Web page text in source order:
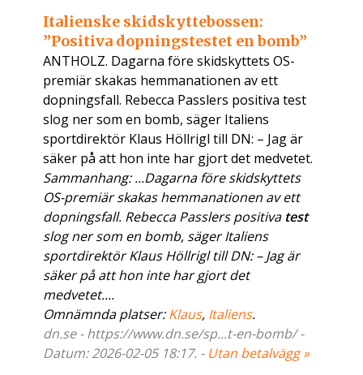
Italienske skidskyttebossen:
”Positiva dopningstestet en bomb”
ANTHOLZ. Dagarna före skidskyttets OS-
premiär skakas hemmanationen av ett
dopningsfall. Rebecca Passlers positiva test
slog ner som en bomb, säger Italiens
sportdirektör Klaus Höllrigl till DN: – Jag är
säker på att hon inte har gjort det medvetet.
Sammanhang: ...Dagarna före skidskyttets
OS-premiär skakas hemmanationen av ett
dopningsfall. Rebecca Passlers positiva test
slog ner som en bomb, säger Italiens
sportdirektör Klaus Höllrigl till DN: – Jag är
säker på att hon inte har gjort det
medvetet....
Omnämnda platser:Klaus, Italiens.
dn.se - https://www.dn.se/sp...t-en-bomb/ -
Datum: 2026-02-05 18:17. - Utan betalvägg »